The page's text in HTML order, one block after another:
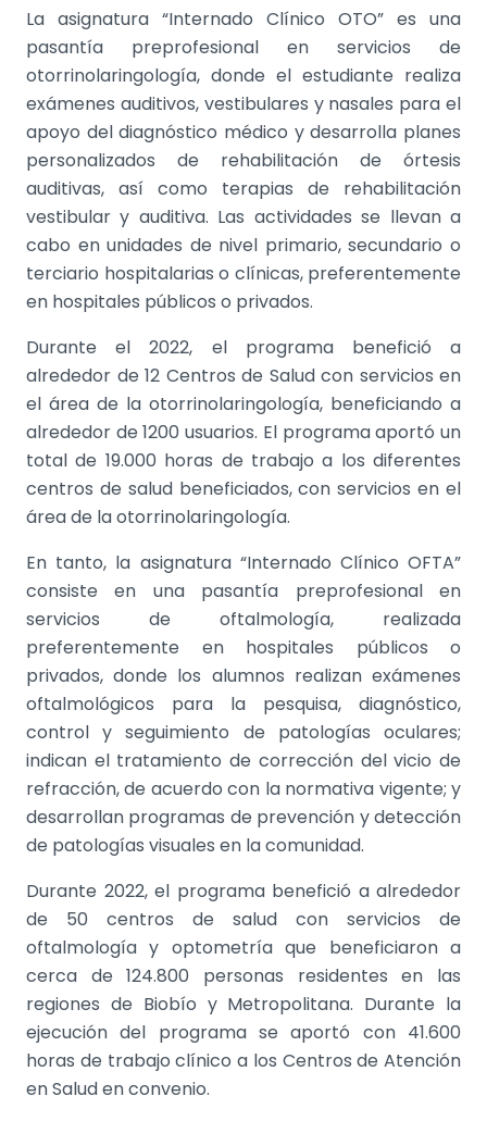
La asignatura “Internado Clínico OTO” es una
pasantía preprofesional en servicios de
otorrinolaringología, donde el estudiante realiza
exámenes auditivos, vestibulares y nasales para el
apoyo del diagnóstico médico y desarrolla planes
personalizados de rehabilitación de órtesis
auditivas, así como terapias de rehabilitación
vestibular y auditiva. Las actividades se llevan a
cabo en unidades de nivel primario, secundario o
terciario hospitalarias o clínicas, preferentemente
en hospitales públicos o privados.
Durante el 2022, el programa benefició a
alrededor de 12 Centros de Salud con servicios en
el área de la otorrinolaringología, beneficiando a
alrededor de 1200 usuarios. El programa aportó un
total de 19.000 horas de trabajo a los diferentes
centros de salud beneficiados, con servicios en el
área de la otorrinolaringología.
En tanto, la asignatura “Internado Clínico OFTA”
consiste en una pasantía preprofesional en
servicios de oftalmología, realizada
preferentemente en hospitales públicos o
privados, donde los alumnos realizan exámenes
oftalmológicos para la pesquisa, diagnóstico,
control y seguimiento de patologías oculares;
indican el tratamiento de corrección del vicio de
refracción, de acuerdo con la normativa vigente; y
desarrollan programas de prevención y detección
de patologías visuales en la comunidad.
Durante 2022, el programa benefició a alrededor
de 50 centros de salud con servicios de
oftalmología y optometría que beneficiaron a
cerca de 124.800 personas residentes en las
regiones de Biobío y Metropolitana. Durante la
ejecución del programa se aportó con 41.600
horas de trabajo clínico a los Centros de Atención
en Salud en convenio.